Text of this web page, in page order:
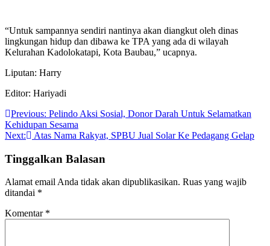
“Untuk sampannya sendiri nantinya akan diangkut oleh dinas
lingkungan hidup dan dibawa ke TPA yang ada di wilayah
Kelurahan Kadolokatapi, Kota Baubau,” ucapnya.
Liputan: Harry
Editor: Hariyadi
Navigasi
pos
Previous: Pelindo Aksi Sosial, Donor Darah Untuk Selamatkan
Kehidupan Sesama
Next:
Atas Nama Rakyat, SPBU Jual Solar Ke Pedagang Gelap
Tinggalkan Balasan
Alamat email Anda tidak akan dipublikasikan. Ruas yang wajib
ditandai *
Komentar *